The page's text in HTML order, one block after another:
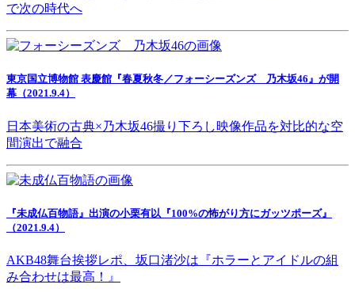
で次の時代へ
東京国立博物館 表慶館『春夏秋冬／フォーシーズンズ 乃木坂46』が開
幕（2021.9.4）
日本美術の古典×乃木坂46撮り下ろし映像作品を対比的な空
間演出で融合
『未成仏百物語』出演の小栗有以『100%の怖がり方にガッツポーズ』
（2021.9.4）
AKB48舞台挨拶レポ、坂口渚沙は『ホラーとアイドルの組
み合わせは最高！』